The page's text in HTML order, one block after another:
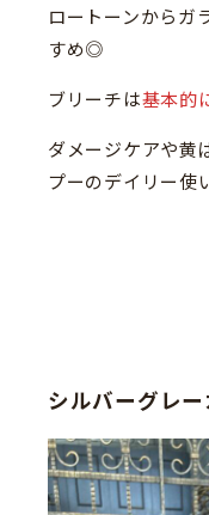
ロートーンからガ
すめ◎
ブリーチは基本的
ダメージケアや黄
プーのデイリー使
シルバーグレー